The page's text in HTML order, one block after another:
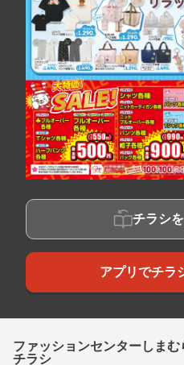
チラシ
アプリでチラ
ファッションセンターしま
チラシ